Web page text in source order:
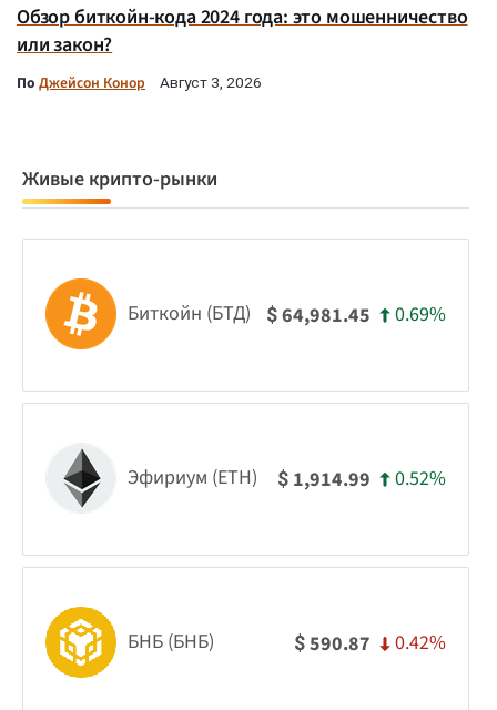
Обзор биткойн-кода 2024 года: это мошенничество
или закон?
По Джейсон Конор Август 3, 2026
Живые крипто-рынки
Биткойн (БТД) $64,981.45 0.69%
Эфириум (ETH) $ 1,914.99 0.52%
БНБ (БНБ) $590.87 0.42%